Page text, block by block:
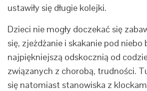
ustawiły się długie kolejki.
Dzieci nie mogły doczekać się
się, zjeżdżanie i skakanie pod niebo
najpiękniejszą odskocznią od
związanych z chorobą, trudności.
się natomiast stanowiska z